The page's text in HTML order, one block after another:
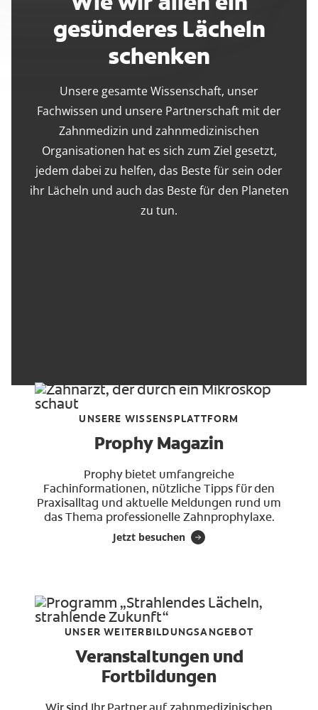
gesünderes Lächeln
schenken
Unsere gesamte Wissenschaft, unser
Fachwissen und unsere Partnerschaft mit der
Zahnmedizin und zahnmedizinischen
Organisationen hat es sich zum Ziel gesetzt,
jedem dabei zu helfen, das Beste für sein oder
ihr Lächeln und auch das Beste für den Planeten
zu tun.
UNSERE WISSENSPLATTFORM
Prophy Magazin
Prophy bietet umfangreiche
Fachinformationen, nützliche Tipps für den
Praxisalltag und aktuelle Meldungen rund um
das Thema professionelle Zahnprophylaxe.
Jetzt besuchen
UNSER WEITERBILDUNGSANGEBOT
Veranstaltungen und
Fortbildungen